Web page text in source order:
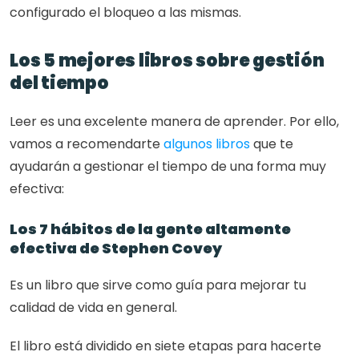
configurado el bloqueo a las mismas.
Los 5 mejores libros sobre gestión
del tiempo
Leer es una excelente manera de aprender. Por ello,
vamos a recomendarte algunos libros que te
ayudarán a gestionar el tiempo de una forma muy
efectiva:
Los 7 hábitos de la gente altamente
efectiva de Stephen Covey
Es un libro que sirve como guía para mejorar tu
calidad de vida en general.
El libro está dividido en siete etapas para hacerte